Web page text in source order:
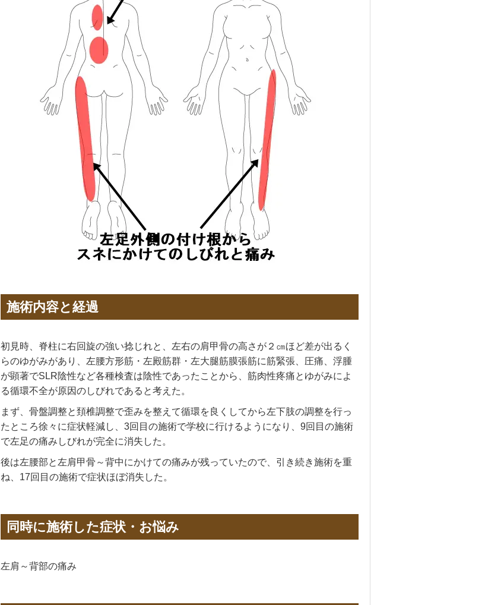
施術内容と経過
初見時、脊柱に右回旋の強い捻じれと、左右の肩甲骨の高さが２㎝ほど差が出るく
らのゆがみがあり、左腰方形筋・左殿筋群・左大腿筋膜張筋に筋緊張、圧痛、浮腫
が顕著でSLR陰性など各種検査は陰性であったことから、筋肉性疼痛とゆがみによ
る循環不全が原因のしびれであると考えた。
まず、骨盤調整と頚椎調整で歪みを整えて循環を良くしてから左下肢の調整を行っ
たところ徐々に症状軽減し、3回目の施術で学校に行けるようになり、9回目の施術
で左足の痛みしびれが完全に消失した。
後は左腰部と左肩甲骨～背中にかけての痛みが残っていたので、引き続き施術を重
ね、17回目の施術で症状ほぼ消失した。
同時に施術した症状・お悩み
左肩～背部の痛み